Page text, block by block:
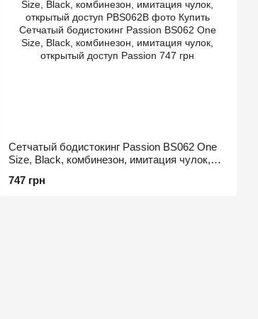
Сетчатый бодистокинг Passion BS062 One
Size, Black, комбинезон, имитация чулок,
747 грн